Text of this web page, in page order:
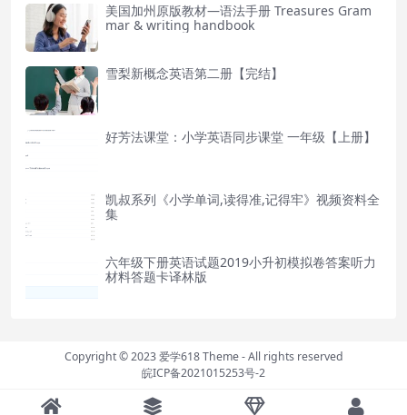
美国加州原版教材—语法手册 Treasures Gram
mar & writing handbook
雪梨新概念英语第二册【完结】
好芳法课堂：小学英语同步课堂 一年级【上册】
凯叔系列《小学单词,读得准,记得牢》视频资料全
集
六年级下册英语试题2019小升初模拟卷答案听力
材料答题卡译林版
Copyright © 2023爱学618 Theme- All rights reserved
皖ICP备2021015253号-2